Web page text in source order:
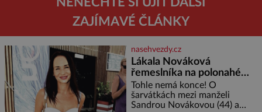
ZAJÍMAVÉ ČLÁNKY
nasehvezdy.cz
Lákala Nováková
řemeslníka na polonahé
tělo!
Tohle nemá konce! O
šarvátkách mezi manželi
Sandrou Novákovou (44) a